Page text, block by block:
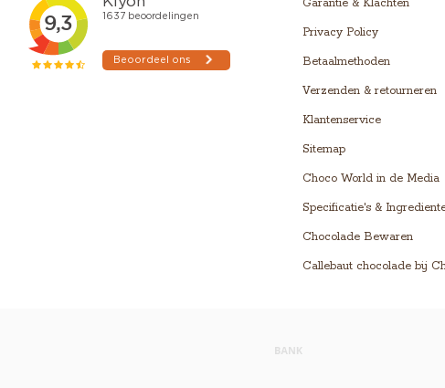
Garantie & Klachten
Privacy Policy
Betaalmethoden
Verzenden & retourneren
Klantenservice
Sitemap
Choco World in de Media
Specificatie's &
Chocolade Bewaren
Callebaut chocolade bij